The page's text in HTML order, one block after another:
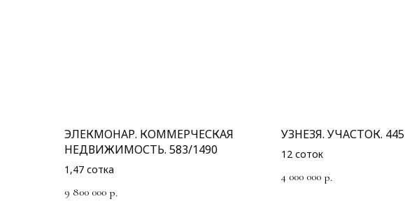
ЭЛЕКМОНАР. КОММЕРЧЕСКАЯ
НЕДВИЖИМОСТЬ. 583/1490
1,47 сотка
9 800 000 р.
УЗНЕЗЯ. УЧАСТОК. 445
12 соток
4 000 000 р.